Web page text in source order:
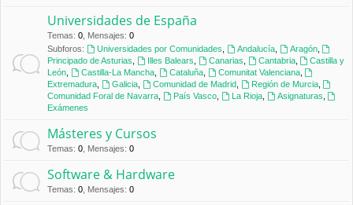
Universidades de España
Temas: 0 Mensajes: 0
Subforos:
Universidades por Comunidades Andalucía, Aragón,
Principado de Asturias
Illes Balears Canarias Cantabria,
Castilla y
León
Castilla-La Mancha, Cataluña, Comunitat Valenciana,
Extremadura
Galicia, Comunidad de Madrid, Región de Murcia,
Comunidad Foral de Navarra
País Vasco, La Rioja, Asignaturas
Exámenes
Másteres y Cursos
Temas: 0 Mensajes: 0
Software & Hardware
Temas: 0 Mensajes: 0